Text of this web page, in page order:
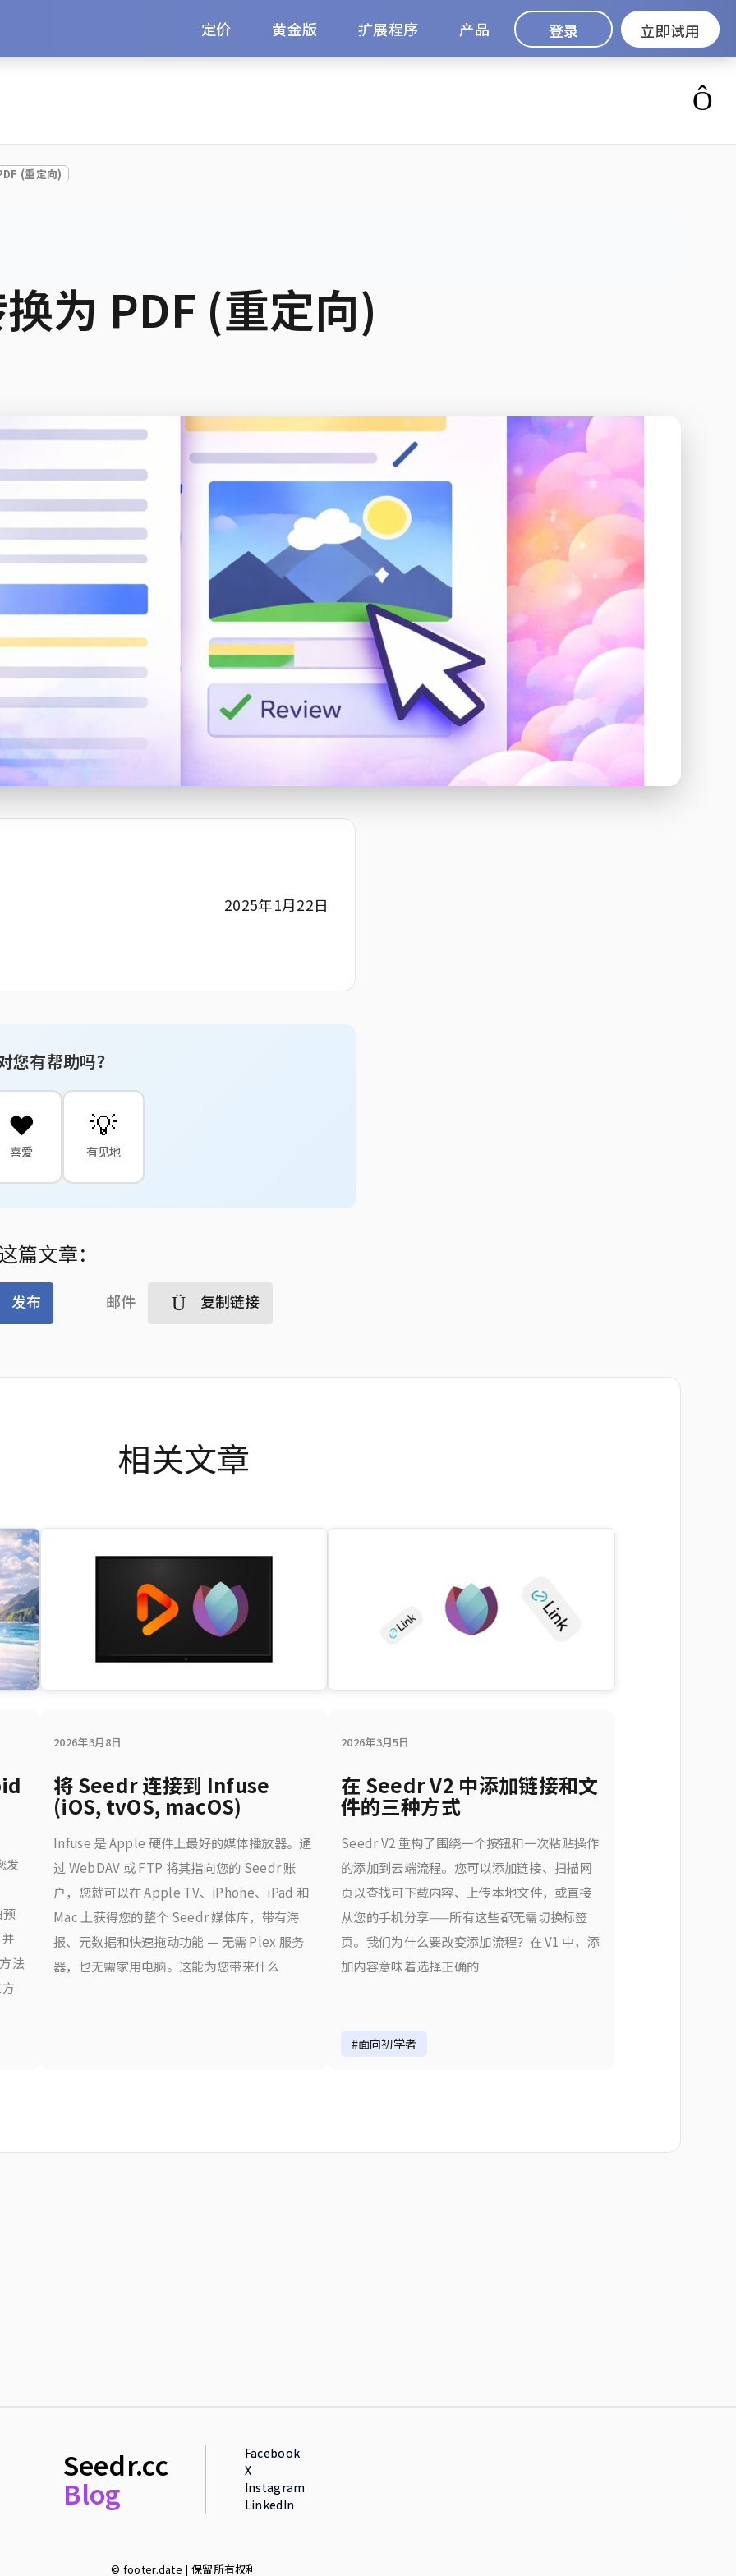
定价 黄金版 扩展程序 产品 登录 立即试用
(重定向)
为 PDF (重定向)
2025年1月22日
您有帮助吗？
❤️
喜爱
💡
有见地
篇文章：
发布 邮件 复制链接
相关文章
发
法
2026年3月8日
将 Seedr 连接到 Infuse
(iOS, tvOS, macOS)
Infuse 是 Apple 硬件上最好的媒体播放器。通
过 WebDAV 或 FTP 将其指向您的 Seedr 账
户，您就可以在 Apple TV、iPhone、iPad 和
Mac 上获得您的整个 Seedr 媒体库，带有海
报、元数据和快速拖动功能 — 无需 Plex 服务
器，也无需家用电脑。这能为您带来什么
2026年3月5日
在 Seedr V2 中添加链接和文
件的三种方式
Seedr V2 重构了围绕一个按钮和一次粘贴操作
的添加到云端流程。您可以添加链接、扫描网
页以查找可下载内容、上传本地文件，或直接
从您的手机分享——所有这些都无需切换标签
页。我们为什么要改变添加流程？在 V1 中，添
加内容意味着选择正确的
#面向初学者
Seedr.cc
Blog
Facebook
X
Instagram
LinkedIn
© footer.date | 保留所有权利